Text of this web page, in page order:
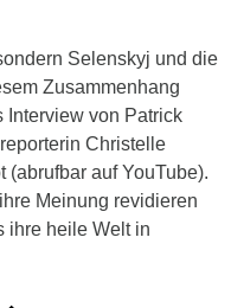
Selenskyj und die
Zusammenhang
Interview von Patrick
Christelle
(abrufbar auf YouTube).
Meinung revidieren
ihre heile Welt in